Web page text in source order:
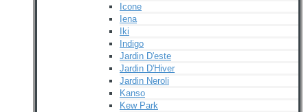
Icone
Iena
Iki
Indigo
Jardin D'este
Jardin D'Hiver
Jardin Neroli
Kanso
Kew Park